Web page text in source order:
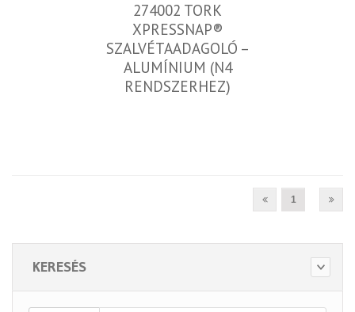
274002 TORK
XPRESSNAP®
SZALVÉTAADAGOLÓ –
ALUMÍNIUM (N4
RENDSZERHEZ)
1
KERESÉS